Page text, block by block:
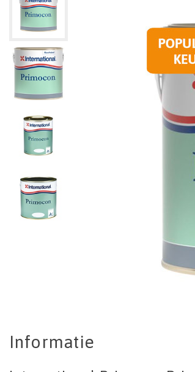
Informatie